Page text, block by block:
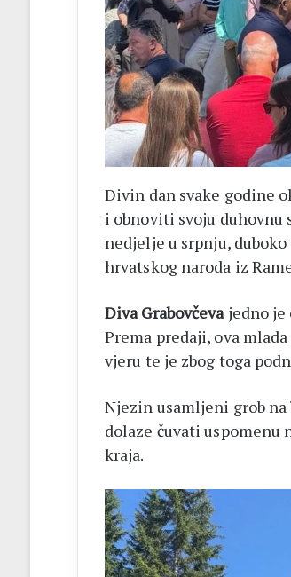
Divin dan svake godine
i obnoviti svoju duhovnu
nedjelje u srpnju,
hrvatskog naroda iz
Diva Grabovčevajedno je
Prema predaji, ova
vjeru te je zbog toga
Njezin usamljeni grob na
dolaze čuvati uspomenu
kraja.